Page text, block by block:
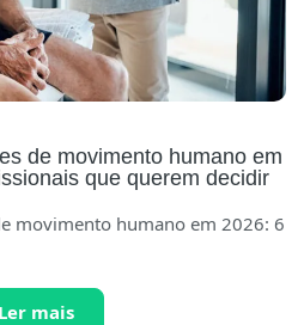
de movimento humano em
que querem decidir
movimento humano em 2026: 6
Ler mais